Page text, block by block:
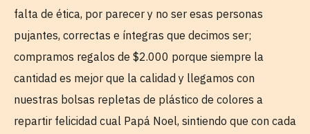
falta de ética, por parecer y no ser esas personas
pujantes, correctas e íntegras que decimos ser;
compramos regalos de $2.000 porque siempre la
cantidad es mejor que la calidad y llegamos con
nuestras bolsas repletas de plástico de colores a
repartir felicidad cual Papá Noel, sintiendo que con cada